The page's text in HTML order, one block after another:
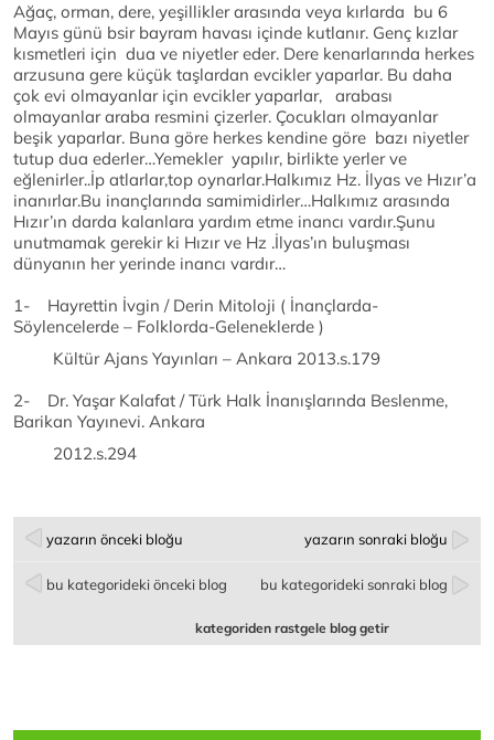
Ağaç, orman, dere, yeşillikler arasında veya kırlarda bu 6
Mayıs günü bsir bayram havası içinde kutlanır. Genç kızlar
kısmetleri için dua ve niyetler eder. Dere kenarlarında herkes
arzusuna gere küçük taşlardan evcikler yaparlar. Bu daha
çok evi olmayanlar için evcikler yaparlar, arabası
olmayanlar araba resmini çizerler. Çocukları olmayanlar
beşik yaparlar. Buna göre herkes kendine göre bazı niyetler
tutup dua ederler…Yemekler yapılır, birlikte yerler ve
eğlenirler..İp atlarlar,top oynarlar.Halkımız Hz. İlyas ve Hızır’a
inanırlar.Bu inançlarında samimidirler…Halkımız arasında
Hızır’ın darda kalanlara yardım etme inancı vardır.Şunu
unutmamak gerekir ki Hızır ve Hz .İlyas’ın buluşması
dünyanın her yerinde inancı vardır…
1- Hayrettin İvgin / Derin Mitoloji ( İnançlarda-
Söylencelerde – Folklorda-Geleneklerde )
Kültür Ajans Yayınları – Ankara 2013.s.179
2- Dr. Yaşar Kalafat / Türk Halk İnanışlarında Beslenme,
Barikan Yayınevi. Ankara
2012.s.294
yazarın önceki bloğu yazarın sonraki bloğu
bu kategorideki önceki blog bu kategorideki sonraki blog
kategoriden rastgele blog getir